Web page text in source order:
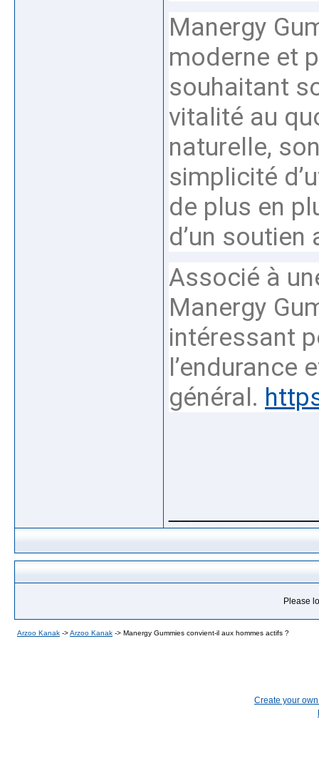
Manergy
moderne et
souhaitant
vitalité au
naturelle,
simplicité
de plus en
d’un
Associé à
Manergy
intéressant
l’endurance
général.
Please
Arzoo Kanak ->Arzoo Kanak -> Manergy Gummies convient-il aux hommes actifs ?
Create your